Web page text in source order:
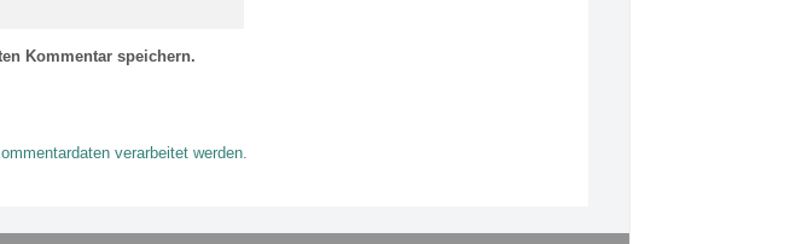
Kommentar speichern.
verarbeitet werden.